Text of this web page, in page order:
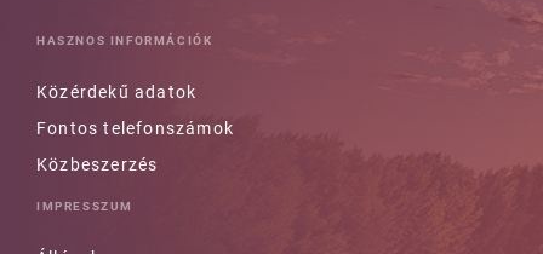
HASZNOS INFORMÁCIÓK
Közérdekű adatok
Fontos telefonszámok
Közbeszerzés
IMPRESSZUM